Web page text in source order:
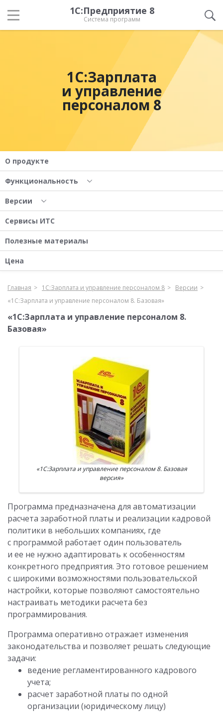
1С:Предприятие 8
Система программ
1С:Зарплата
и управление
персоналом 8
О продукте
Функциональность
Версии
Сервисы ИТС
Полезные материалы
Цена
Главная 1С:Зарплата и управление персоналом 8
Версии
«1С:Зарплата и управление персоналом 8. Базовая»
«1С:Зарплата и управление персоналом 8.
Базовая»
«1С:Зарплата и управление персоналом 8. Базовая
версия»
Программа предназначена для автоматизации
расчета заработной платы и реализации кадровой
политики в небольших компаниях, где
с программой работает один пользователь
и ее не нужно адаптировать к особенностям
конкретного предприятия. Это готовое решением
с широкими возможностями пользовательской
настройки, которые позволяют самостоятельно
настраивать методики расчета без
программирования.
Программа оперативно отражает изменения
законодательства и позволяет решать следующие
задачи:
ведение регламентированного кадрового
учета;
расчет заработной платы по одной
организации (юридическому лицу)